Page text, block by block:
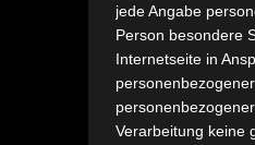
Alternative:
jede Angabe
Person besondere
Internetseite in
Verarbeitung keine